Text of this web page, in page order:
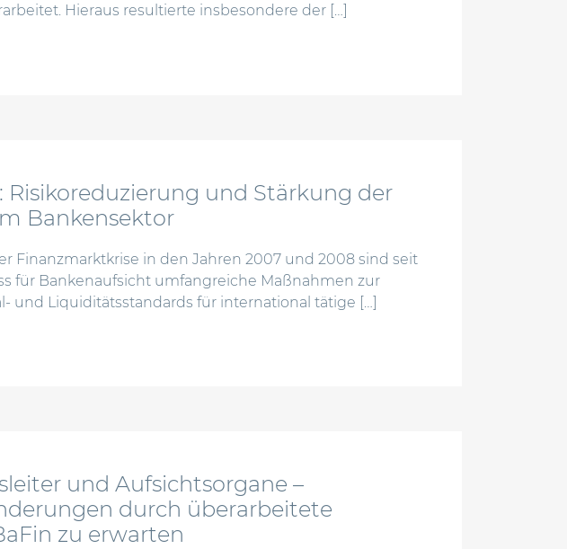
Hieraus resultierte insbesondere der […]
Risikoreduzierung und Stärkung der
Bankensektor
Finanzmarktkrise in den Jahren 2007 und 2008 sind seit
für Bankenaufsicht umfangreiche Maßnahmen zur
und Liquiditätsstandards für international tätige […]
risikoreduzierung und stärkung der proportionalität im
und Aufsichtsorgane –
durch überarbeitete
zu erwarten